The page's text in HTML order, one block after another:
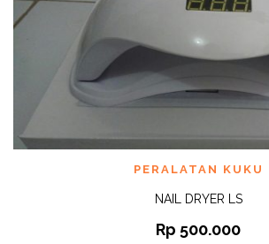
PERALATAN KUKU
NAIL DRYER LS
Rp 500.000